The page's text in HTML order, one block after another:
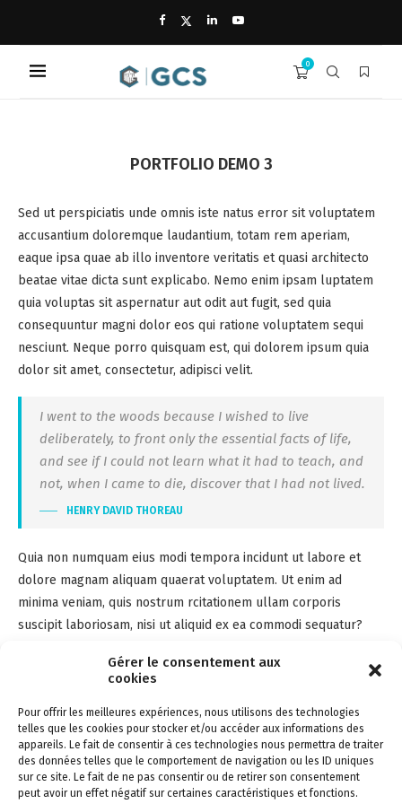
Gérer le consentement aux
cookies
Pour offrir les meilleures expériences, nous utilisons des technologies
telles que les cookies pour stocker et/ou accéder aux informations des
appareils. Le fait de consentir à ces technologies nous permettra de traiter
des données telles que le comportement de navigation ou les ID uniques
sur ce site. Le fait de ne pas consentir ou de retirer son consentement
peut avoir un effet négatif sur certaines caractéristiques et fonctions.
0
PORTFOLIO DEMO 3
Sed ut perspiciatis unde omnis iste natus error sit voluptatem
accusantium doloremque laudantium, totam rem aperiam,
eaque ipsa quae ab illo inventore veritatis et quasi architecto
beatae vitae dicta sunt explicabo. Nemo enim ipsam luptatem
quia voluptas sit aspernatur aut odit aut fugit, sed quia
consequuntur magni dolor eos qui ratione voluptatem sequi
nesciunt. Neque porro quisquam est, qui dolorem ipsum quia
dolor sit amet, consectetur, adipisci velit.
I went to the woods because I wished to live
deliberately, to front only the essential facts of life,
and see if I could not learn what it had to teach, and
not, when I came to die, discover that I had not lived.
HENRY DAVID THOREAU
Quia non numquam eius modi tempora incidunt ut labore et
dolore magnam aliquam quaerat voluptatem. Ut enim ad
minima veniam, quis nostrum rcitationem ullam corporis
suscipit laboriosam, nisi ut aliquid ex ea commodi sequatur?
esse quam nihil lestiae consequatur, vel illum qui lorem eum
iusto odio dignissimos ducimus qui blanditiis esentium
voluptatum deleniti atque corrupti quos dolores et quas
molestias excepturi sint occaecati cupiditate non provident.